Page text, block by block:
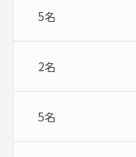
5名
2名
5名